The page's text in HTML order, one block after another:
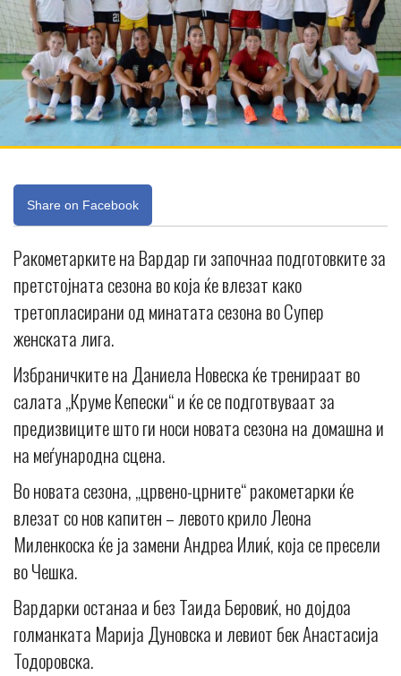
Share on Facebook
Ракометарките на Вардар ги започнаа подготовките за
претстојната сезона во која ќе влезат како
третопласирани од минатата сезона во Супер
женската лига.
Избраничките на Даниела Новеска ќе тренираат во
салата „Круме Кепески“ и ќе се подготвуваат за
предизвиците што ги носи новата сезона на домашна и
на меѓународна сцена.
Во новата сезона, „црвено-црните“ ракометарки ќе
влезат со нов капитен – левото крило Леона
Миленкоска ќе ја замени Андреа Илиќ, која се пресели
во Чешка.
Вардарки останаа и без Таида Беровиќ, но дојдоа
голманката Марија Дуновска и левиот бек Анастасија
Тодоровска.